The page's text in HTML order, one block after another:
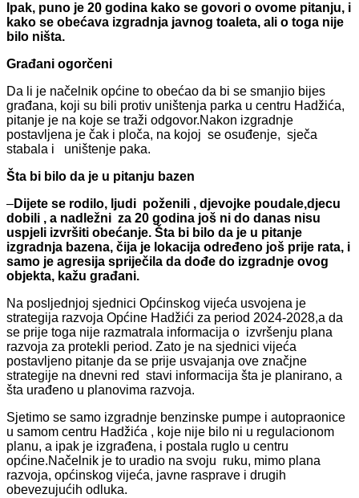
Ipak, puno je 20 godina kako se govori o ovome pitanju, i
kako se obećava izgradnja javnog toaleta, ali o toga nije
bilo ništa.
Građani ogorčeni
Da li je načelnik općine to obećao da bi se smanjio bijes
građana, koji su bili protiv uništenja parka u centru Hadžića,
pitanje je na koje se traži odgovor.Nakon izgradnje
postavljena je čak i ploča, na kojoj se osuđenje, sječa
stabala i uništenje paka.
Šta bi bilo da je u pitanju bazen
–Dijete se rodilo, ljudi poženili , djevojke poudale,djecu
dobili , a nadležni za 20 godina još ni do danas nisu
uspjeli izvršiti obećanje. Šta bi bilo da je u pitanje
izgradnja bazena, čija je lokacija određeno još prije rata, i
samo je agresija spriječila da dođe do izgradnje ovog
objekta, kažu građani.
Na posljednjoj sjednici Općinskog vijeća usvojena je
strategija razvoja Općine Hadžići za period 2024-2028,a da
se prije toga nije razmatrala informacija o izvršenju plana
razvoja za protekli period. Zato je na sjednici vijeća
postavljeno pitanje da se prije usvajanja ove značjne
strategije na dnevni red stavi informacija šta je planirano, a
šta urađeno u planovima razvoja.
Sjetimo se samo izgradnje benzinske pumpe i autopraonice
u samom centru Hadžića , koje nije bilo ni u regulacionom
planu, a ipak je izgrađena, i postala ruglo u centru
općine.Načelnik je to uradio na svoju ruku, mimo plana
razvoja, općinskog vijeća, javne rasprave i drugih
obevezujućih odluka.